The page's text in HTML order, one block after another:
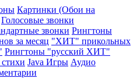
Картинки (Обои на
Голосовые звонки
звонки Рингтоны
за месяц "ХИТ" прикольных
Рингтоны "русский ХИТ"
Java Игры Аудио